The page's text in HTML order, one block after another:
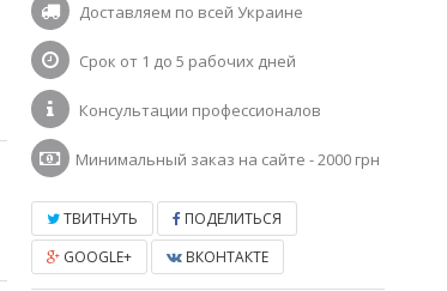
Доставляем по всей Украине
Срок от 1 до 5 рабочих дней
Консультации профессионалов
Минимальный заказ на сайте - 2000 грн
ТВИТНУТЬ
ПОДЕЛИТЬСЯ
GOOGLE+
ВКОНТАКТЕ